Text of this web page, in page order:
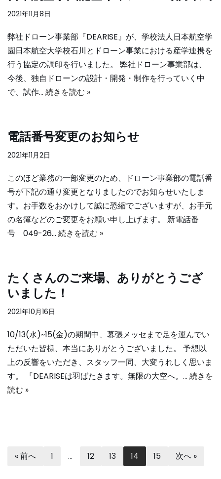
2021年11月8日
弊社ドローン事業部『DEARISE』が、学校法人日本航空学
園日本航空大学校石川とドローン事業における産学連携を
行う協定の調印を行いました。 弊社ドローン事業部は、
今後、独自ドローンの設計・開発・制作を行っていく中
で、試作… 続きを読む »
電話番号変更のお知らせ
2021年11月2日
このほど業務の一部変更のため、ドローン事業部の電話番
号が下記の通り変更となりましたのでお知らせいたしま
す。お手数をおかけして誠に恐縮でございますが、お手元
の名簿などのご変更をお願い申し上げます。 新電話番
号 049-26… 続きを読む »
たくさんのご来場、ありがとうござ
いました！
2021年10月16日
10/13(水)~15(金)の期間中、幕張メッセまで足を運んでい
ただいた皆様、本当にありがとうございました。 予想以
上の反響をいただき、スタッフ一同、大変うれしく思いま
す。 『DEARISEは羽ばたきます。無限の大空へ。… 続きを
読む »
« 前へ 1 … 12 13 14 15 次へ »